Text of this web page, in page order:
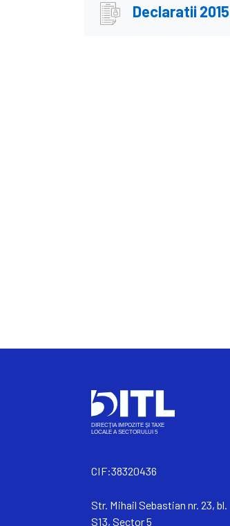
Declaratii 2015
CIF:38320436
Str. Mihail Sebastian nr. 23, bl.
S13, Sector 5